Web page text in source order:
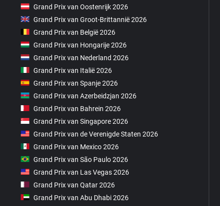
Grand Prix van Oostenrijk 2026
Grand Prix van Groot-Brittannië 2026
Grand Prix van België 2026
Grand Prix van Hongarije 2026
Grand Prix van Nederland 2026
Grand Prix van Italië 2026
Grand Prix van Spanje 2026
Grand Prix van Azerbeidzjan 2026
Grand Prix van Bahrein 2026
Grand Prix van Singapore 2026
Grand Prix van de Verenigde Staten 2026
Grand Prix van Mexico 2026
Grand Prix van São Paulo 2026
Grand Prix van Las Vegas 2026
Grand Prix van Qatar 2026
Grand Prix van Abu Dhabi 2026